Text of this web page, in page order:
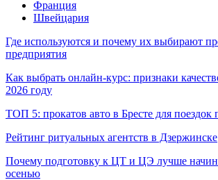
Франция
Швейцария
Где используются и почему их выбирают
предприятия
Как выбрать онлайн-курс: признаки
2026 году
ТОП 5: прокатов авто в Бресте для поездок
Рейтинг ритуальных агентств в Дзержинске
Почему подготовку к ЦТ и ЦЭ лучше
осенью